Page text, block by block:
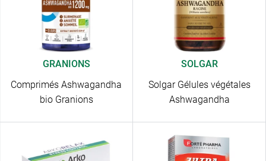
GRANIONS
Comprimés Ashwagandha
bio Granions
SOLGAR
Solgar Gélules végétales
Ashwagandha